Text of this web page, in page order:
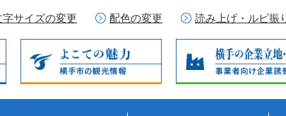
字サイズの変更 配色の変更 読み上げ・ルビ振